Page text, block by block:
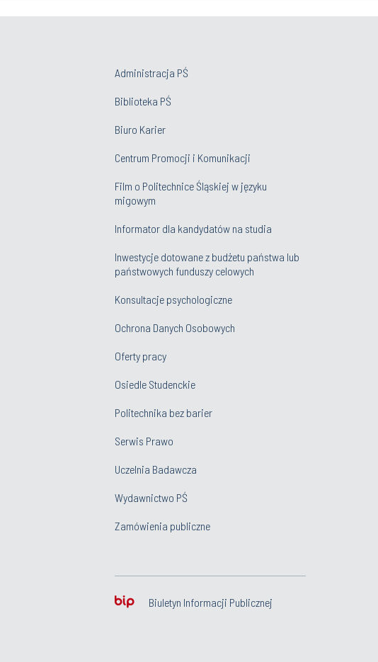
Administracja PŚ
Biblioteka PŚ
Biuro Karier
Centrum Promocji i Komunikacji
Film o Politechnice Śląskiej w języku
migowym
Informator dla kandydatów na studia
Inwestycje dotowane z budżetu państwa lub
państwowych funduszy celowych
Konsultacje psychologiczne
Ochrona Danych Osobowych
Oferty pracy
Osiedle Studenckie
Politechnika bez barier
Serwis Prawo
Uczelnia Badawcza
Wydawnictwo PŚ
Zamówienia publiczne
Biuletyn Informacji Publicznej